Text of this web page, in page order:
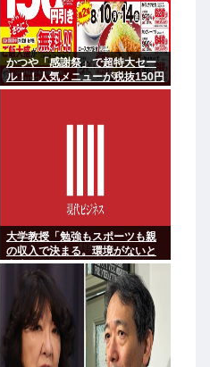
かつや「感謝祭」で超特大セー
ル！！人気メニューが税抜150円
引き！！！
大学教授「勉強もスポーツも親
の収入で決まる。環境がないと
出来るわけがない」